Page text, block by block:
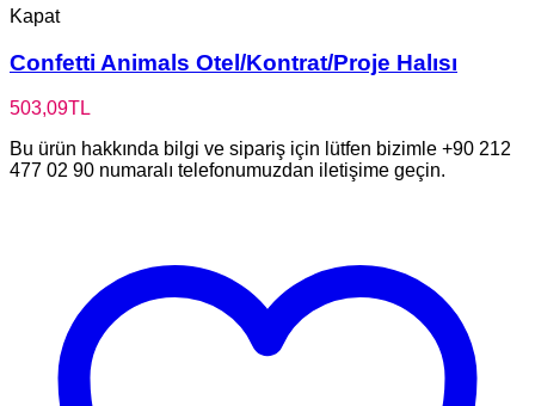
Kapat
Confetti Animals Otel/Kontrat/Proje Halısı
503,09TL
Bu ürün hakkında bilgi ve sipariş için lütfen bizimle +90 212
477 02 90 numaralı telefonumuzdan iletişime geçin.